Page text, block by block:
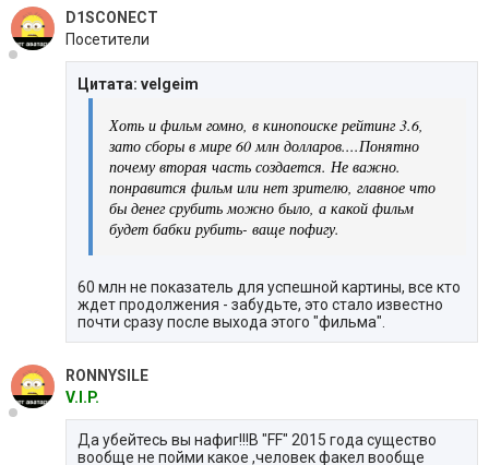
D1SCONECT
Посетители
Цитата: velgeim
Хоть и фильм гомно, в кинопоиске рейтинг 3.6,
зато сборы в мире 60 млн долларов....Понятно
почему вторая часть создается. Не важно.
понравится фильм или нет зрителю, главное что
бы денег срубить можно было, а какой фильм
будет бабки рубить- ваще пофигу.
60 млн не показатель для успешной картины, все кто
ждет продолжения - забудьте, это стало известно
почти сразу после выхода этого "фильма".
RONNYSILE
V.I.P.
Да убейтесь вы нафиг!!!В "FF" 2015 года существо
вообще не пойми какое ,человек факел вообще